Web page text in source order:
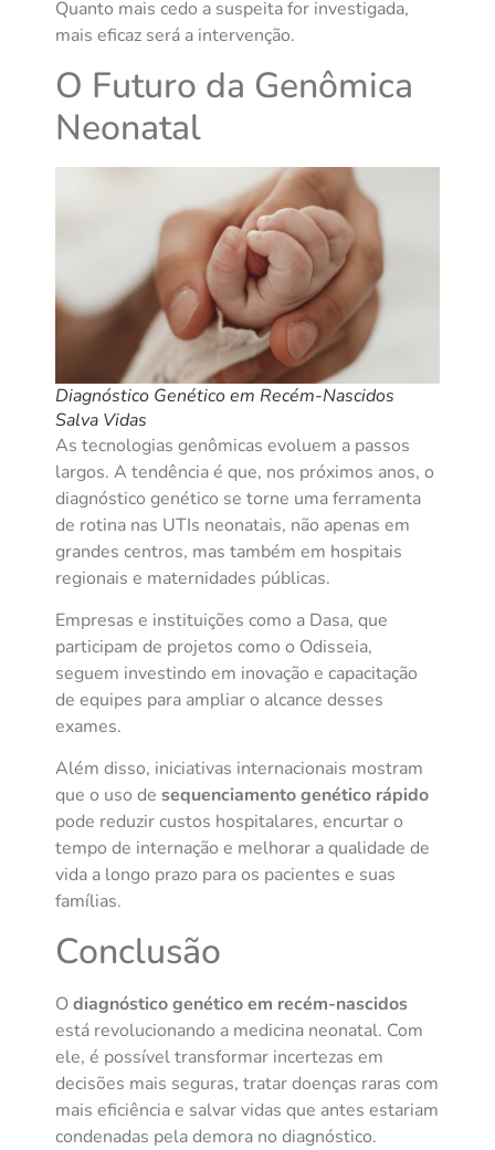
Quanto mais cedo a suspeita for investigada,
mais eficaz será a intervenção.
O Futuro da Genômica
Neonatal
Diagnóstico Genético em Recém-Nascidos
Salva Vidas
As tecnologias genômicas evoluem a passos
largos. A tendência é que, nos próximos anos, o
diagnóstico genético se torne uma ferramenta
de rotina nas UTIs neonatais, não apenas em
grandes centros, mas também em hospitais
regionais e maternidades públicas.
Empresas e instituições como a Dasa, que
participam de projetos como o Odisseia,
seguem investindo em inovação e capacitação
de equipes para ampliar o alcance desses
exames.
Além disso, iniciativas internacionais mostram
que o uso de sequenciamento genético rápido
pode reduzir custos hospitalares, encurtar o
tempo de internação e melhorar a qualidade de
vida a longo prazo para os pacientes e suas
famílias.
Conclusão
Odiagnóstico genético em recém-nascidos
está revolucionando a medicina neonatal. Com
ele, é possível transformar incertezas em
decisões mais seguras, tratar doenças raras com
mais eficiência e salvar vidas que antes estariam
condenadas pela demora no diagnóstico.